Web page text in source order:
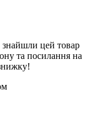
цей товар
та посилання на